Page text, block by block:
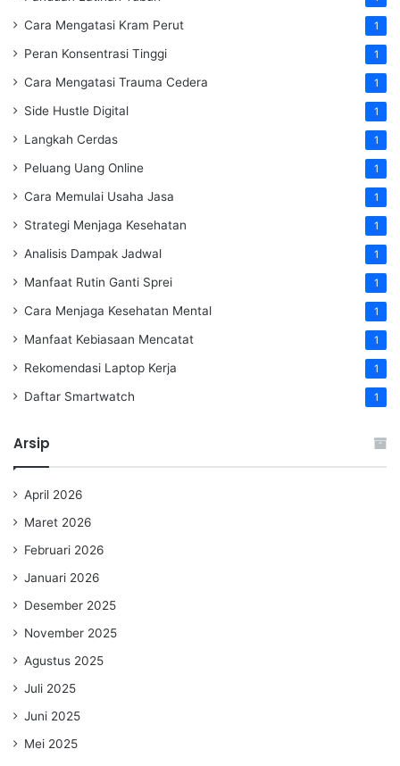
Cara Mengatasi Kram Perut 1
Peran Konsentrasi Tinggi 1
Cara Mengatasi Trauma Cedera 1
Side Hustle Digital 1
Langkah Cerdas 1
Peluang Uang Online 1
Cara Memulai Usaha Jasa 1
Strategi Menjaga Kesehatan 1
Analisis Dampak Jadwal 1
Manfaat Rutin Ganti Sprei 1
Cara Menjaga Kesehatan Mental 1
Manfaat Kebiasaan Mencatat 1
Rekomendasi Laptop Kerja 1
Daftar Smartwatch 1
Arsip
April 2026
Maret 2026
Februari 2026
Januari 2026
Desember 2025
November 2025
Agustus 2025
Juli 2025
Juni 2025
Mei 2025